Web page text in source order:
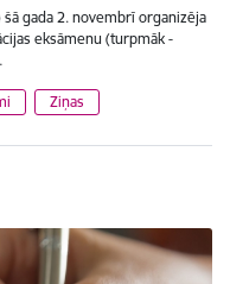
gada 2. novembrī organizēja
eksāmenu (turpmāk -
Ziņas